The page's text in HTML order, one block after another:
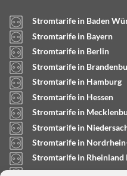
Stromtarife in Baden
Stromtarife in Bayern
Stromtarife in Berlin
Stromtarife in
Stromtarife in Hamburg
Stromtarife in Hessen
Stromtarife in
Stromtarife in
Stromtarife in
Stromtarife in Rheinland
Stromtarife in Saarland